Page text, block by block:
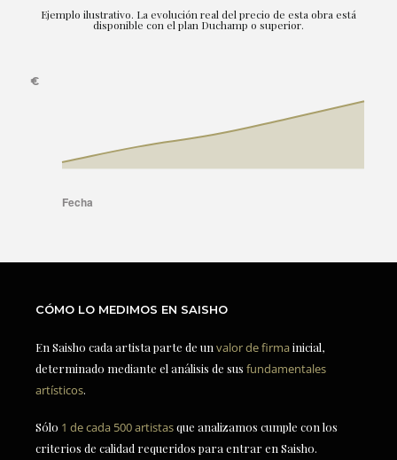
Ejemplo ilustrativo. La evolución real del precio de esta obra está
disponible con el plan Duchamp o superior.
CÓMO LO MEDIMOS EN SAISHO
En Saisho cada artista parte de un valor de firmainicial,
determinado mediante el análisis de sus fundamentales
artísticos.
Sólo 1 de cada 500 artistasque analizamos cumple con los
criterios de calidad requeridos para entrar en Saisho.